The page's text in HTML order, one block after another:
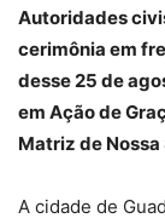
Autoridades
cerimônia em
desse 25 de
em Ação de
Matriz de Nossa
A cidade de